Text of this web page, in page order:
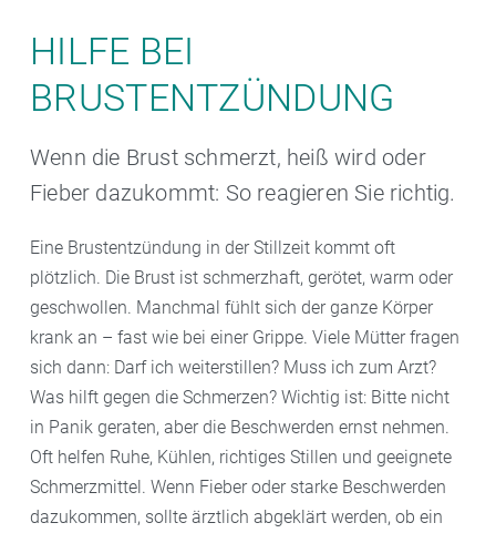
HILFE BEI
BRUSTENTZÜNDUNG
Wenn die Brust schmerzt, heiß wird oder
Fieber dazukommt: So reagieren Sie richtig.
Eine Brustentzündung in der Stillzeit kommt oft
plötzlich. Die Brust ist schmerzhaft, gerötet, warm oder
geschwollen. Manchmal fühlt sich der ganze Körper
krank an – fast wie bei einer Grippe. Viele Mütter fragen
sich dann: Darf ich weiterstillen? Muss ich zum Arzt?
Was hilft gegen die Schmerzen? Wichtig ist: Bitte nicht
in Panik geraten, aber die Beschwerden ernst nehmen.
Oft helfen Ruhe, Kühlen, richtiges Stillen und geeignete
Schmerzmittel. Wenn Fieber oder starke Beschwerden
dazukommen, sollte ärztlich abgeklärt werden, ob ein